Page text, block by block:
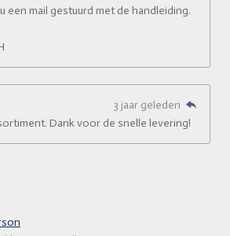
een mail gestuurd met de handleiding.
3 jaar geleden
Dank voor de snelle levering!